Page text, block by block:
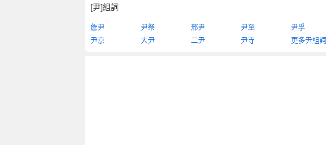
[尹]組詞
詹尹 尹祭 邢尹 尹至 尹孚
尹京
大尹 二尹 尹寺 更多尹組詞